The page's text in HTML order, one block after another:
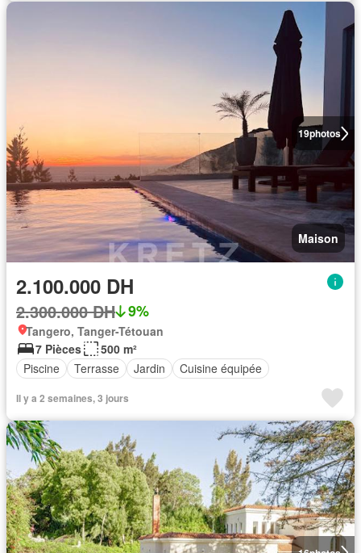
19photos
Maison
2.100.000 DH
2.300.000 DH 9%
Tangero, Tanger-Tétouan
7 Pièces
500 m²
Piscine
Terrasse Jardin Cuisine équipée
Il y a 2 semaines, 3 jours